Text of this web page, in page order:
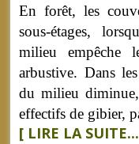
En forêt, les
sous-étages,
milieu empêche
arbustive. Dans
du milieu
effectifs de gibier,
[ LIRE LA